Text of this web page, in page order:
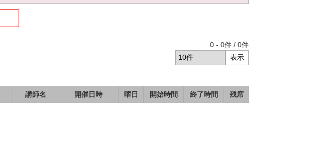
0 - 0件 / 0件
講師名 開催日時 曜日 開始時間 終了時間 残席